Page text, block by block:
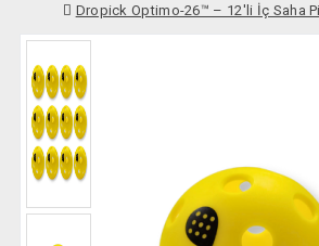
Dropick Optimo-26™ – 12'li İç Saha